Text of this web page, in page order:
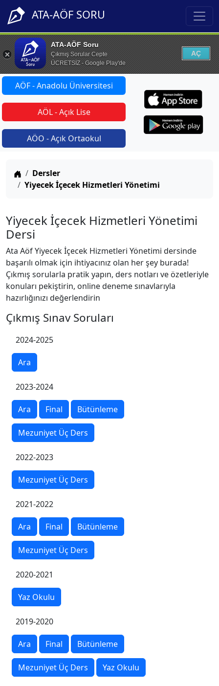
ATA-AÖF SORU
ATA-AÖF Soru
Çıkmış Sorular Cepte
ÜCRETSİZ - Google Play'de
AÇ
AÖF - Anadolu Üniversitesi
AÖL - Açık Lise
AÖO - Açık Ortaokul
Anasayfa
Dersler
Yiyecek İçecek Hizmetleri Yönetimi
Yiyecek İçecek Hizmetleri Yönetimi
Dersi
Ata Aöf Yiyecek İçecek Hizmetleri Yönetimi dersinde
başarılı olmak için ihtiyacınız olan her şey burada!
Çıkmış sorularla pratik yapın, ders notları ve özetleriyle
konuları pekiştirin, online deneme sınavlarıyla
hazırlığınızı değerlendirin
Çıkmış Sınav Soruları
2024-2025
Ara
2023-2024
Ara Final Bütünleme
Mezuniyet Üç Ders
2022-2023
Mezuniyet Üç Ders
2021-2022
Ara Final Bütünleme
Mezuniyet Üç Ders
2020-2021
Yaz Okulu
2019-2020
Ara Final Bütünleme
Mezuniyet Üç Ders Yaz Okulu